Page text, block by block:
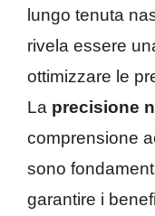
lungo tenuta
rivela essere
ottimizzare le
La precisione
comprensione
sono
garantire i